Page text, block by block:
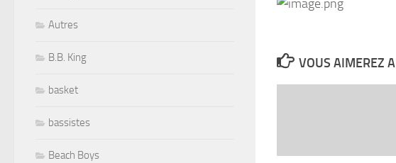
VOUS AIMEREZ
Autres
B.B. King
basket
bassistes
Beach Boys